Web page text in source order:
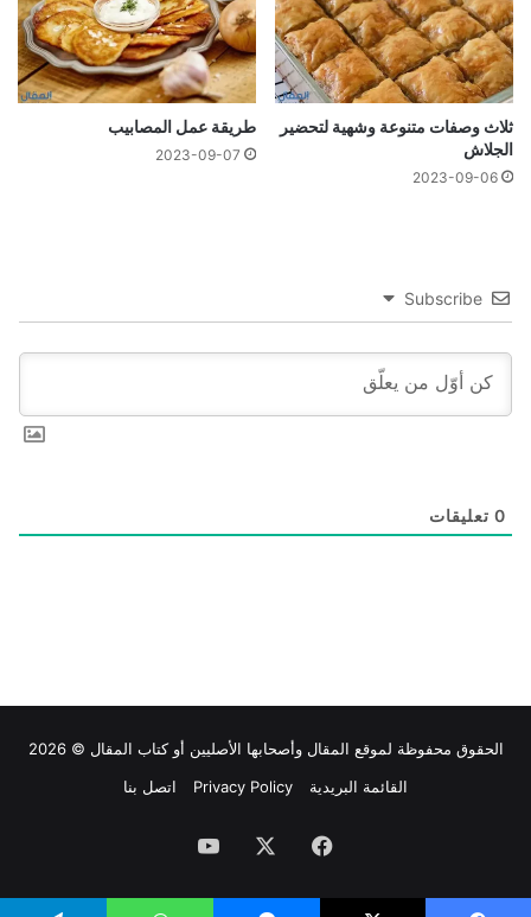
ثلاث وصفات متنوعة وشهية لتحضير
الجلاش
2023-09-06
طريقة عمل المصابيب
2023-09-07
Subscribe
0 تعليقات
الحقوق محفوظة لموقع المقال وأصحابها الأصليين أو كتاب المقال © 2026
القائمة البريدية
Privacy Policy اتصل بنا
فيسبوك ‫YouTube